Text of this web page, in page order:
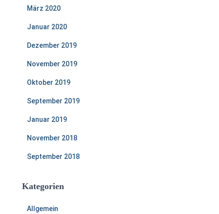
März 2020
Januar 2020
Dezember 2019
November 2019
Oktober 2019
September 2019
Januar 2019
November 2018
September 2018
Kategorien
Allgemein